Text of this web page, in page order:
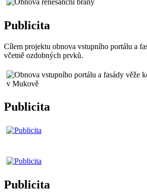
Publicita
Cílem projektu obnova vstupního portálu a
včetně ozdobných prvků.
Publicita
Publicita